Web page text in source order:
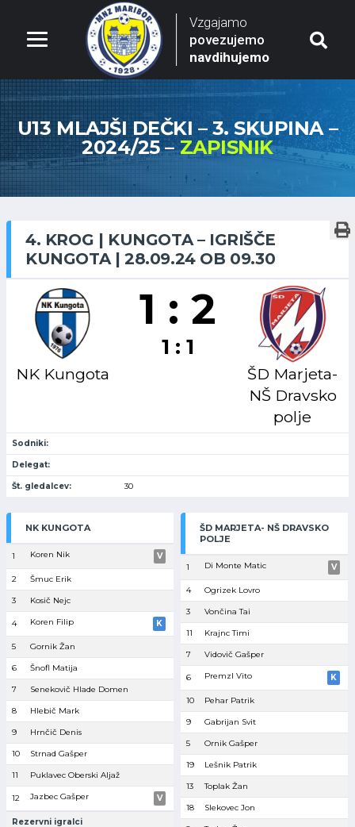
Vzgajamo
povezujemo
navdihujemo
U13 MLAJŠI DEČKI – 3. SKUPINA –
2024/25 –ZAPISNIK
4. KROG | KUNGOTA – IGRIŠČE
KUNGOTA | 28.09.24 OB 09.30
NK Kungota
1 : 2
1 : 1
ŠD Marjeta-
NŠ Dravsko
polje
Sodniki:
Delegat:
Št. gledalcev: 30
NK KUNGOTA
1 Koren Nik V
2 Šmuc Erik
3 Kosič Nejc
4 Koren Filip K
5 Gornik Žan
6 Šnofl Matija
7 Senekovič Hlade Domen
8 Hlebič Mark
9 Hrnčič Denis
10 Strnad Gašper
11 Puklavec Oberski Aljaž
12 Jazbec Gašper V
Rezervni igralci
ŠD MARJETA- NŠ DRAVSKO
POLJE
1 Di Monte Matic V
4 Ogrizek Lovro
3 Vončina Tai
11 Krajnc Timi
7 Vidovič Gašper
6 Premzl Vito K
10 Pehar Patrik
9 Gabrijan Svit
5 Ornik Gašper
19 Lešnik Patrik
13 Toplak Žan
18 Slekovec Jon